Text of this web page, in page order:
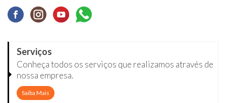
Serviços
Conheça todos os serviços que realizamos através de
nossa empresa.
Saiba Mais